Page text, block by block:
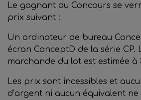
Le gagnant du Concours se
prix suivant :
Un ordinateur de bureau
écran ConceptD de la série CP.
marchande du lot est estimée à
Les prix sont incessibles et
d’argent ni aucun équivalent